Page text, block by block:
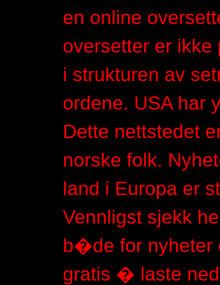
en online
oversetter er ikke
i strukturen av
ordene. USA har
Dette nettstedet
norske folk.
land i Europa er
Vennligst sjekk
b�de for nyheter
gratis � laste